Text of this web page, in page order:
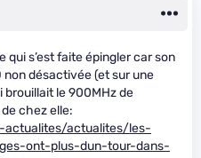
qui s’est faite épingler car son
non désactivée (et sur une
le 900MHz de
chez elle:
actualites/les-
ont-plus-dun-tour-dans-